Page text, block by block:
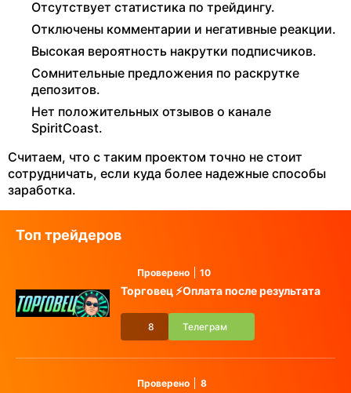
Отсутствует статистика по трейдингу.
Отключены комментарии и негативные реакции.
Высокая вероятность накрутки подписчиков.
Сомнительные предложения по раскрутке
депозитов.
Нет положительных отзывов о канале
SpiritCoast.
Считаем, что с таким проектом точно не стоит
сотрудничать, если куда более надежные способы
заработка.
Топ трейдеров
Проверено 10
Торговец ⚡️Оплата после результата
8 Телеграм
Проверено 8